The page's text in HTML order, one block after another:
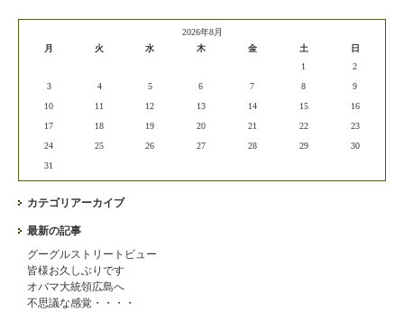
2026年8月
月
火 水 木 金 土
日
1
2
3
4 5 6 7 8
9
10
11 12 13 14 15
16
17
18 19 20 21 22
23
24
25 26 27 28 29
30
31
カテゴリアーカイブ
最新の記事
グーグルストリートビュー
皆様お久しぶりです
オバマ大統領広島へ
不思議な感覚・・・・